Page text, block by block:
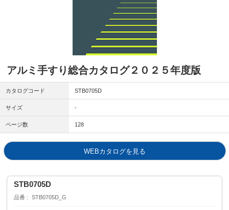
アルミ手すり総合カタログ２０２５年度版
カタログコード STB0705D
サイズ -
ページ数 128
WEBカタログを見る
STB0705D
品番 STB0705D_G